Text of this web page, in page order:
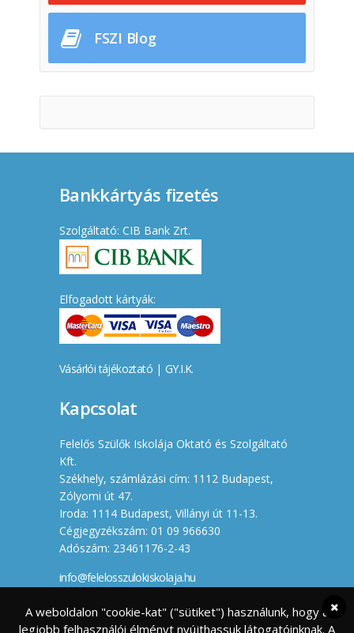
FSZI Blog
Bankkártyás fizetés
Szolgáltató: CIB Bank Zrt.
Elfogadott kártyák:
Vásárlói tájékoztató | GY.I.K.
Kapcsolat
Felelős Szülők Iskolája Oktató és Szolgáltató
Kft.
Székhely, számlázási cím: 1112 Budapest,
Zólyomi út 47.
Iroda: 1114 Budapest, Villányi út 11-13.
Cégjegyzékszám: 01 09 966630
Adószám: 23461176-2-43
info@felelosszulokiskolaja.hu
A weboldalon "cookie-kat" ("sütiket") használunk, hogy a
legjobb felhasználói élményt nyújthassuk látogatóinknak. A